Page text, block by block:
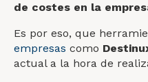
de costes en la
Es por eso, que
empresas como
actual a la hora de